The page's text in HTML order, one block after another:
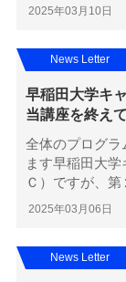
2025年03月10日
早稲田大学キ
当講座を終えて
全体のプログラ
ます早稲田大
Ｃ）ですが、第
2025年03月06日
News Letter
News Letter